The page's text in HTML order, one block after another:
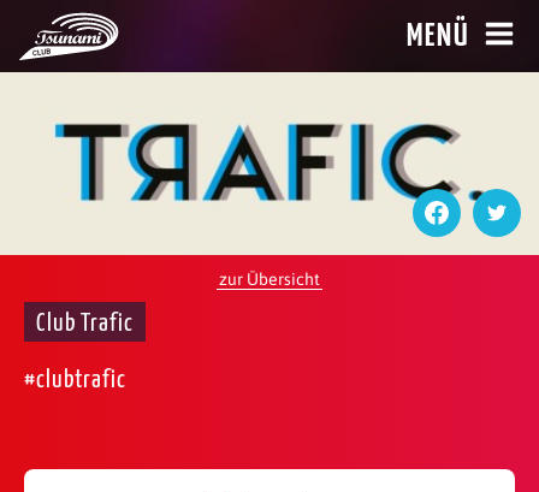
MENÜ
zur Übersicht
Club Trafic
#clubtrafic